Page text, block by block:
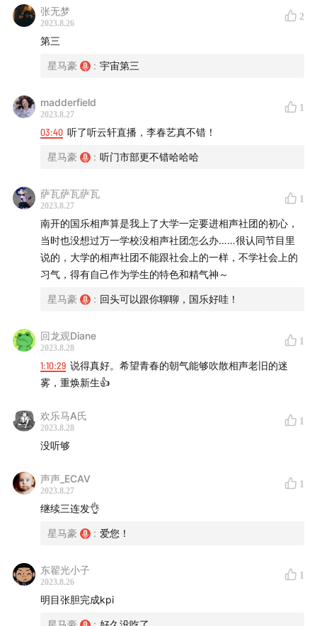
BGM：《兄弟呀》- 张雨生；《Ice Tea》- Not The
King；《The Sponge》- Bob James,Earl Klugh；
《Swingset》- Bob James；《I'll Never See Your
Biosphere；《鼓与花（伴奏）》- 戴荃
张无梦
2023.8.26
2
第三
星马豪 : 宇宙第三
madderfield
2023.8.27
1
03:40 听了听云轩直播，李春艺真不错！
星马豪 : 听门市部更不错哈哈哈
萨瓦萨瓦萨瓦
2023.8.27
1
南开的国乐相声算是我上了大学一定要进相声社团的初心，
当时也没想过万一学校没相声社团怎么办……很认同节目里
说的，大学的相声社团不能跟社会上的一样，不学社会上的
习气，得有自己作为学生的特色和精气神～
星马豪 : 回头可以跟你聊聊，国乐好哇！
回龙观Diane
2023.8.28
1
1:10:29 说得真好。希望青春的朝气能够吹散相声老旧的迷
雾，重焕新生👍
欢乐马A氏
2023.8.28
1
没听够
声声_ECAV
2023.8.27
1
继续三连发👌
星马豪 : 爱您！
东翟光小子
2023.8.26
1
明目张胆完成kpi